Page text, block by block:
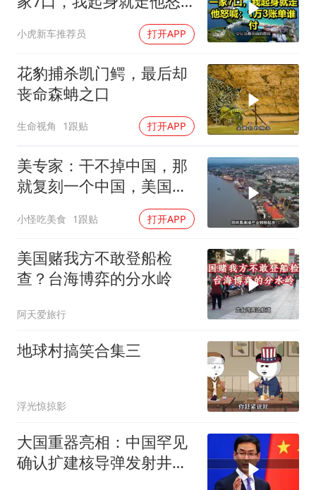
喊：1万3账单谁付
小虎新车推荐员 打开APP
花豹捕杀凯门鳄，最后却
丧命森蚺之口
生命视角 1跟贴 打开APP
美专家：干不掉中国，那
就复刻一个中国，美国看
小怪吃美食 1跟贴 打开APP
美国赌我方不敢登船检
查？台海博弈的分水岭
阿天爱旅行
地球村搞笑合集三
浮光惊掠影
大国重器亮相：中国罕见
确认扩建核导弹发射井铸